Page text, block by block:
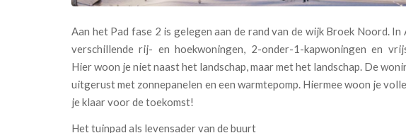
Aan het Pad fase 2 is gelegen aan de rand van de wijk Broek Noord. In
verschillende rij- en hoekwoningen, 2-onder-1-kapwoningen en
Hier woon je niet naast het landschap, maar met het landschap. De
uitgerust met zonnepanelen en een warmtepomp. Hiermee woon je
je klaar voor de toekomst!
Het tuinpad als levensader van de buurt